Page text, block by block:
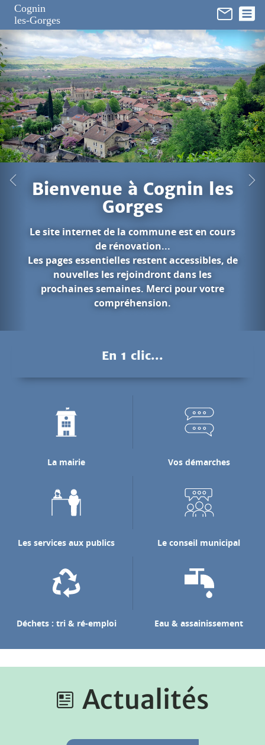
Cognin
les-Gorges
les
est en cours
accessibles, de
dans les
pour votre
Les gorges
Pendant des millions
pour rejoindre la rivière
En 1 clic...
La mairie Vos démarches
Les services aux publics Le conseil municipal
Déchets : tri & ré-emploi Eau & assainissement
Actualités
Panneau de gestion des cookies